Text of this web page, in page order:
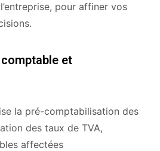
pour affiner vos
et
la pré-comptabilisation des
des taux de TVA,
affectées